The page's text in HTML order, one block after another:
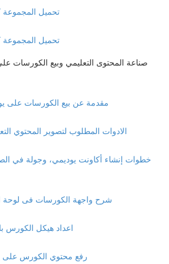
تحميل المجموعة
تحميل المجموعة
مقدمة عن بيع الكورسات على
الادوات المطلوب لتصوير المحتوي
خطوات إنشاء أكاونت يوديمي، وجولة في
شرح واجهة الكورسات فى لوحة
اعداد هيكل الكورس
رفع محتوي الكورس على